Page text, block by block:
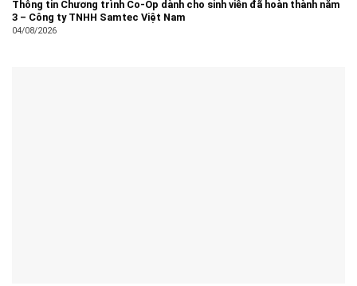
Thông tin Chương trình Co-Op dành cho sinh viên đã hoàn thành năm
3 – Công ty TNHH Samtec Việt Nam
04/08/2026